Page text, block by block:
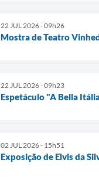
22 JUL 2026 - 09h26
Mostra de Teatro
22 JUL 2026 - 09h23
Espetáculo "A Bella
02 JUL 2026 - 15h51
Exposição de Elvis da